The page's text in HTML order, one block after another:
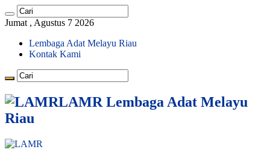
Jumat , Agustus 7 2026
Lembaga Adat Melayu Riau
Kontak Kami
LAMR Lembaga Adat Melayu
Riau